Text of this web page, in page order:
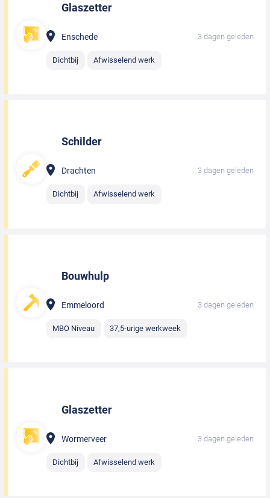
Glaszetter
Enschede 3 dagen geleden
Dichtbij Afwisselend werk
Schilder
Drachten 3 dagen geleden
Dichtbij Afwisselend werk
Bouwhulp
Emmeloord 3 dagen geleden
MBO Niveau 37,5-urige werkweek
Glaszetter
Wormerveer 3 dagen geleden
Dichtbij Afwisselend werk